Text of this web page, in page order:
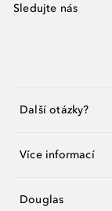
Sledujte nás
Další otázky?
Více informací
Douglas